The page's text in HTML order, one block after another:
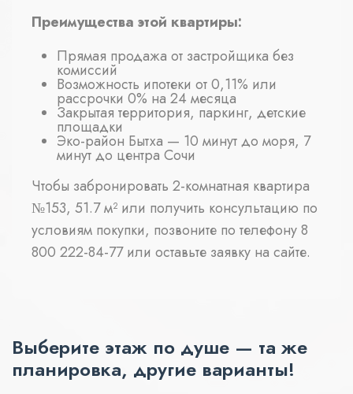
Преимущества этой квартиры:
Прямая продажа от застройщика без
комиссий
Возможность ипотеки от 0,11% или
рассрочки 0% на 24 месяца
Закрытая территория, паркинг, детские
площадки
Эко-район Бытха — 10 минут до моря, 7
минут до центра Сочи
Чтобы забронировать 2-комнатная квартира
№153, 51.7 м² или получить консультацию по
условиям покупки, позвоните по телефону 8
800 222-84-77 или оставьте заявку на сайте.
Выберите этаж по душе — та же
планировка, другие варианты!